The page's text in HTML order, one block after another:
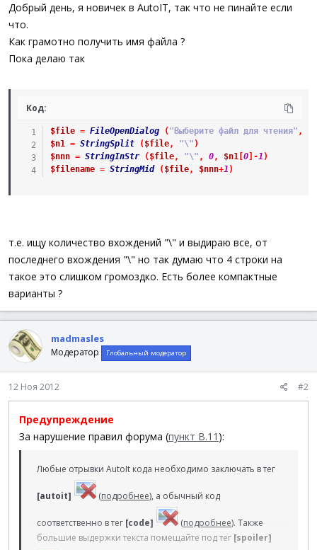
а
Добрый день, я новичек в AutoIT, так что не пинайте если
что.
Как грамотно получить имя файла ?
Пока делаю так
Код:
$file = FileOpenDialog ( "Выберите файл для чтения" ,
$n1 = StringSplit ( $file, "\" )
$nnn = StringInStr ( $file, "\" , 0, $n1[ 0] -1 )
$filename = StringMid ( $file, $nnn+1 )
т.е. ищу количество вхождений "\" и выдираю все, от
последнего вхождения "\" но так думаю что 4 строки на
такое это слишком громоздко. Есть более компактные
варианты ?
madmasles
Модератор Глобальный модератор
12 Ноя 2012 #2
Предупреждение
За нарушение правил форума (пункт В.11 ):
Любые отрывки AutoIt кода необходимо заключать в тег
[autoit] (подробнее), а обычный код
соответственно в тег [code] (подробнее). Также
большие выдержки текста помещайте под тег [spoiler]